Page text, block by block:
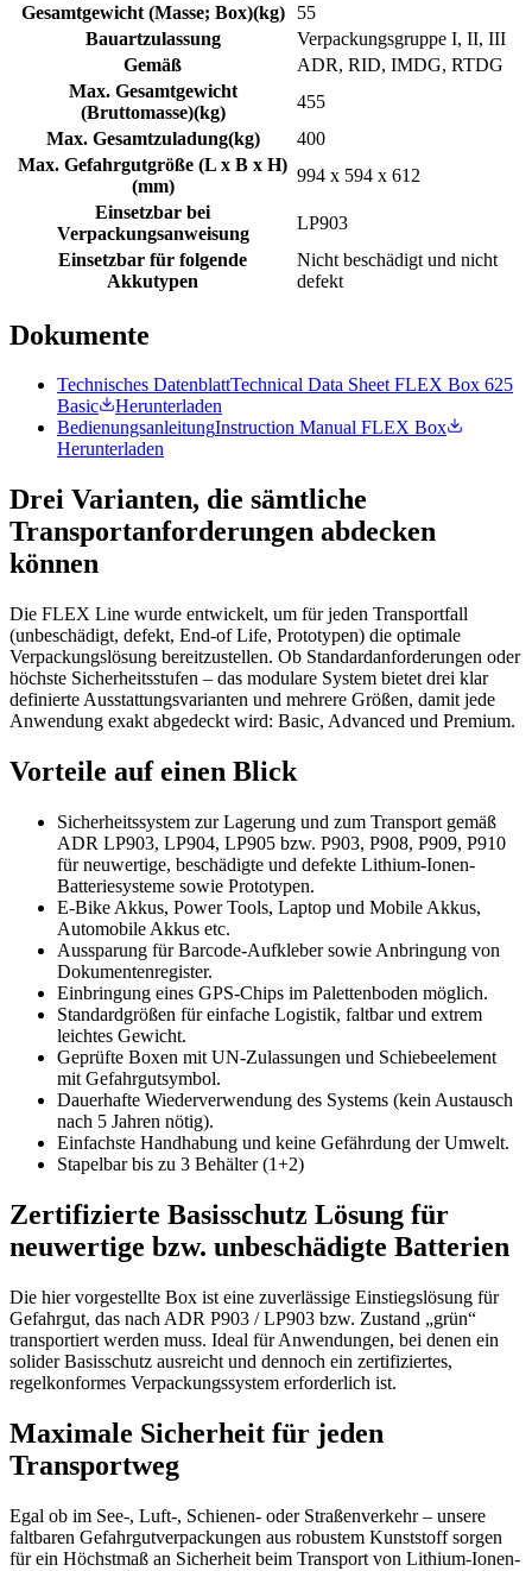
Gesamtgewicht (Masse; Box)(kg)
55
Bauartzulassung
Verpackungsgruppe I, II, III
Gemäß
ADR, RID, IMDG, RTDG
Max. Gesamtgewicht
(Bruttomasse)(kg)
455
Max. Gesamtzuladung(kg)
400
Max. Gefahrgutgröße (L x B x H)
(mm)
994 x 594 x 612
Einsetzbar bei
Verpackungsanweisung
LP903
Einsetzbar für folgende
Akkutypen
Nicht beschädigt und nicht
defekt
Dokumente
Technisches DatenblattTechnical Data Sheet FLEX Box 625
Basic
Herunterladen
BedienungsanleitungInstruction Manual FLEX Box
Herunterladen
Drei Varianten, die sämtliche
Transportanforderungen abdecken
können
Die FLEX Line wurde entwickelt, um für jeden Transportfall
(unbeschädigt, defekt, End-of Life, Prototypen) die optimale
Verpackungslösung bereitzustellen. Ob Standardanforderungen oder
höchste Sicherheitsstufen – das modulare System bietet drei klar
definierte Ausstattungsvarianten und mehrere Größen, damit jede
Anwendung exakt abgedeckt wird: Basic, Advanced und Premium.
Vorteile auf einen Blick
Sicherheitssystem zur Lagerung und zum Transport gemäß
ADR LP903, LP904, LP905 bzw. P903, P908, P909, P910
für neuwertige, beschädigte und defekte Lithium-Ionen-
Batteriesysteme sowie Prototypen.
E-Bike Akkus, Power Tools, Laptop und Mobile Akkus,
Automobile Akkus etc.
Aussparung für Barcode-Aufkleber sowie Anbringung von
Dokumentenregister.
Einbringung eines GPS-Chips im Palettenboden möglich.
Standardgrößen für einfache Logistik, faltbar und extrem
leichtes Gewicht.
Geprüfte Boxen mit UN-Zulassungen und Schiebeelement
mit Gefahrgutsymbol.
Dauerhafte Wiederverwendung des Systems (kein Austausch
nach 5 Jahren nötig).
Einfachste Handhabung und keine Gefährdung der Umwelt.
Stapelbar bis zu 3 Behälter (1+2)
Zertifizierte Basisschutz Lösung für
neuwertige bzw. unbeschädigte Batterien
Die hier vorgestellte Box ist eine zuverlässige Einstiegslösung für
Gefahrgut, das nach ADR P903 / LP903 bzw. Zustand „grün“
transportiert werden muss. Ideal für Anwendungen, bei denen ein
solider Basisschutz ausreicht und dennoch ein zertifiziertes,
regelkonformes Verpackungssystem erforderlich ist.
Maximale Sicherheit für jeden
Transportweg
Egal ob im See-, Luft-, Schienen- oder Straßenverkehr – unsere
faltbaren Gefahrgutverpackungen aus robustem Kunststoff sorgen
für ein Höchstmaß an Sicherheit beim Transport von Lithium-Ionen-